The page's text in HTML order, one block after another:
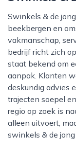
Swinkels & de jong is een vertrouwde naam in
beekbergen en
vakmanschap,
bedrijf richt zich
staat bekend om
aanpak. Klanten
deskundig advies
trajecten soepel
regio op zoek is
alleen uitvoert,
swinkels & de